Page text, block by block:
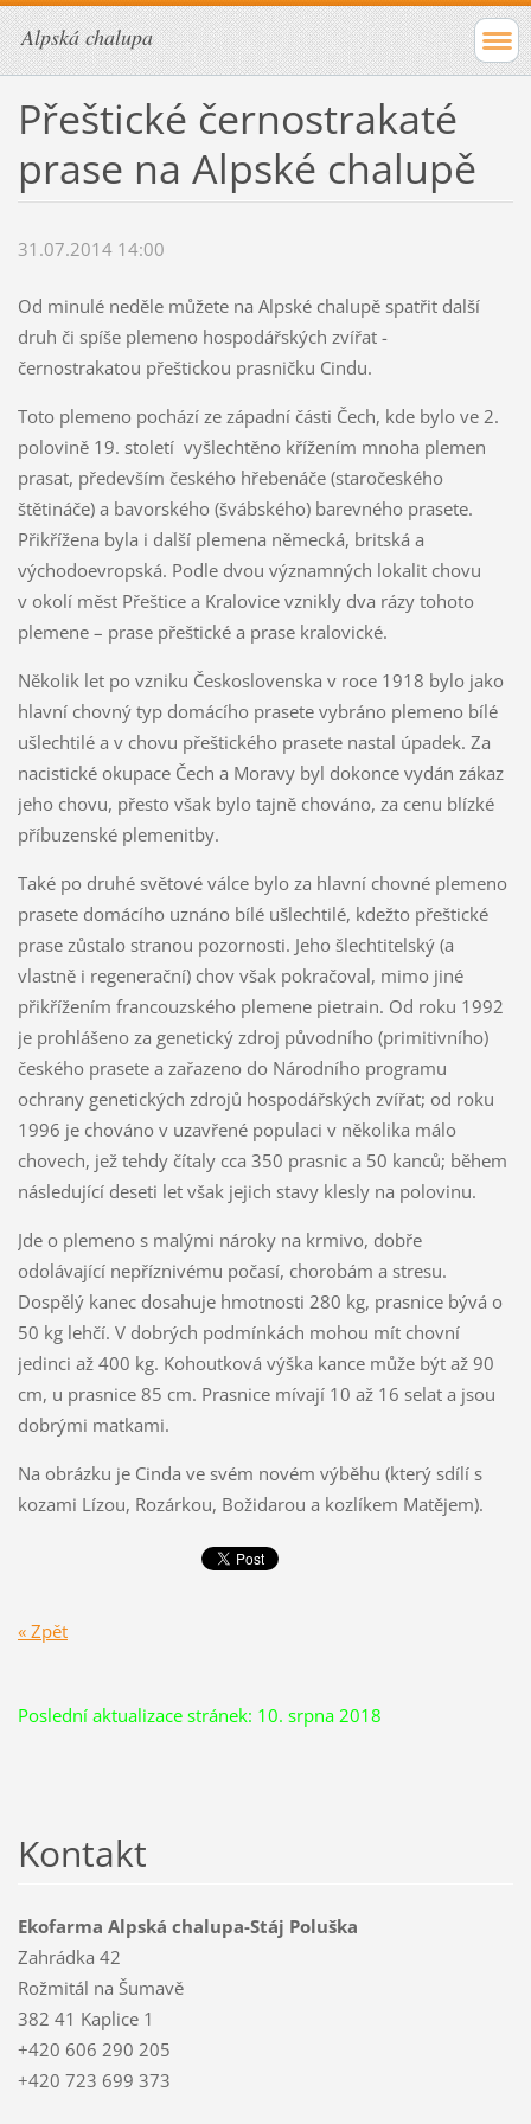
Alpská chalupa
Přeštické černostrakaté
prase na Alpské chalupě
31.07.2014 14:00
Od minulé neděle můžete na Alpské chalupě spatřit další
druh či spíše plemeno hospodářských zvířat -
černostrakatou přeštickou prasničku Cindu.
Toto plemeno pochází ze západní části Čech, kde bylo ve 2.
polovině 19. století vyšlechtěno křížením mnoha plemen
prasat, především českého hřebenáče (staročeského
štětináče) a bavorského (švábského) barevného prasete.
Přikřížena byla i další plemena německá, britská a
východoevropská. Podle dvou významných lokalit chovu
v okolí měst Přeštice a Kralovice vznikly dva rázy tohoto
plemene – prase přeštické a prase kralovické.
Několik let po vzniku Československa v roce 1918 bylo jako
hlavní chovný typ domácího prasete vybráno plemeno bílé
ušlechtilé a v chovu přeštického prasete nastal úpadek. Za
nacistické okupace Čech a Moravy byl dokonce vydán zákaz
jeho chovu, přesto však bylo tajně chováno, za cenu blízké
příbuzenské plemenitby.
Také po druhé světové válce bylo za hlavní chovné plemeno
prasete domácího uznáno bílé ušlechtilé, kdežto přeštické
prase zůstalo stranou pozornosti. Jeho šlechtitelský (a
vlastně i regenerační) chov však pokračoval, mimo jiné
přikřížením francouzského plemene pietrain. Od roku 1992
je prohlášeno za genetický zdroj původního (primitivního)
českého prasete a zařazeno do Národního programu
ochrany genetických zdrojů hospodářských zvířat; od roku
1996 je chováno v uzavřené populaci v několika málo
chovech, jež tehdy čítaly cca 350 prasnic a 50 kanců; během
následující deseti let však jejich stavy klesly na polovinu.
Jde o plemeno s malými nároky na krmivo, dobře
odolávající nepříznivému počasí, chorobám a stresu.
Dospělý kanec dosahuje hmotnosti 280 kg, prasnice bývá o
50 kg lehčí. V dobrých podmínkách mohou mít chovní
jedinci až 400 kg. Kohoutková výška kance může být až 90
cm, u prasnice 85 cm. Prasnice mívají 10 až 16 selat a jsou
dobrými matkami.
Na obrázku je Cinda ve svém novém výběhu (který sdílí s
kozami Lízou, Rozárkou, Božidarou a kozlíkem Matějem).
« Zpět
Poslední aktualizace stránek: 10. srpna 2018
Kontakt
Ekofarma Alpská chalupa-Stáj Poluška
Zahrádka 42
Rožmitál na Šumavě
382 41 Kaplice 1
+420 606 290 205
+420 723 699 373